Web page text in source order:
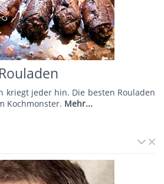
kriegt jeder hin. Die besten Rouladen
Kochmonster. Mehr...